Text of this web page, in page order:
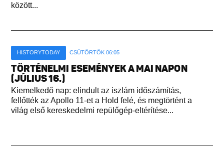
között...
HISTORYTODAY CSÜTÖRTÖK 06:05
TÖRTÉNELMI ESEMÉNYEK A MAI NAPON
(JÚLIUS 16.)
Kiemelkedő nap: elindult az iszlám időszámítás,
fellőtték az Apollo 11-et a Hold felé, és megtörtént a
világ első kereskedelmi repülőgép-eltérítése...